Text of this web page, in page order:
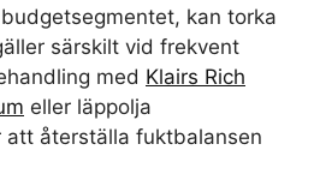
kan torka
särskilt vid frekvent
med Klairs Rich
eller läppolja
att återställa fuktbalansen